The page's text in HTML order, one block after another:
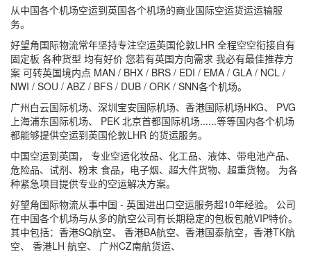
从中国各个机场空运到英国各个机场的商业国际空运货运运输服
务。
好望角国际物流常年坚持专注空运英国伦敦LHR 全程空空衔接自有
固定板 各种货型 均有好价 您若有英国方向需求 我必有最佳推荐方
案 可转英国境内点 MAN / BHX / BRS / EDI / EMA / GLA / NCL /
NWI / SOU / ABZ / BFS / DUB / ORK / SNN各个机场。
广州白云国际机场、深圳宝安国际机场、香港国际机场HKG、 PVG
上海浦东国际机场、 PEK 北京首都国际机场......等等国内各个机场
都能够提供空运到英国伦敦LHR 的货运服务。
中国空运到英国， 专业空运化妆品、化工品、液体、带电池产品、
危险品、试剂、粉末 食品，电子烟、超大件货物、超重货物。 为各
种紧急项目提供专业的空运解决方案。
好望角国际物流从事中国 - 英国进出口空运服务超10年经验。 公司
在中国各个机场与从多的航空公司有长期稳定的包板包舱VIP特价。
其中包括：香港SQ航空、 香港BA航空、香港国泰航空，香港TK航
空、 香港LH 航空、 广州CZ南航货运、